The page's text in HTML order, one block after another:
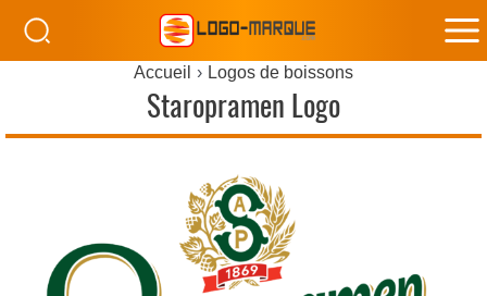
Accueil Logos de boissons
Staropramen Logo